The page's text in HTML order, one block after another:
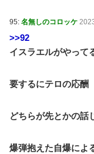
95: 名無しのコロッケ
>>92
イスラエルがやって
要するにテロの応酬
どちらが先とかの話
爆弾抱えた自爆によ